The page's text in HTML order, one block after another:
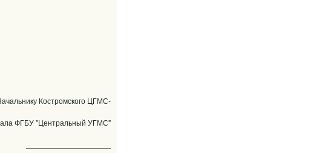
лиц:
Костромского ЦГМС-
ФГБУ "Центральный УГМС"